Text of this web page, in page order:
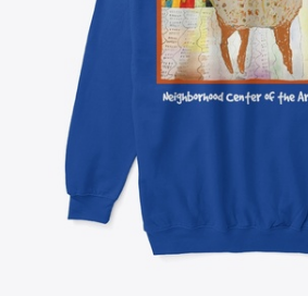
Überall verkaufen
Etwas verkaufen